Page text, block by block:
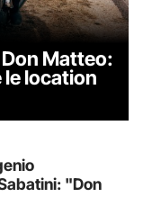
Matteo:
le location
"Don